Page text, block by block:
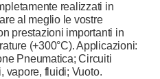
realizzati in
al meglio le vostre
prestazioni importanti in
(+300°C). Applicazioni:
Pneumatica; Circuiti
vapore, fluidi; Vuoto.